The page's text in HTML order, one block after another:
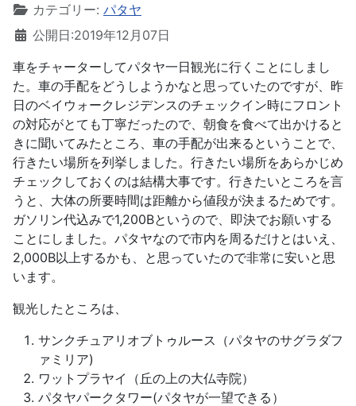
カテゴリー: パタヤ
公開日:2019年12月07日
車をチャーターしてパタヤ一日観光に行くことにしまし
た。車の手配をどうしようかなと思っていたのですが、昨
日のベイウォークレジデンスのチェックイン時にフロント
の対応がとても丁寧だったので、朝食を食べて出かけると
きに聞いてみたところ、車の手配が出来るということで、
行きたい場所を列挙しました。行きたい場所をあらかじめ
チェックしておくのは結構大事です。行きたいところを言
うと、大体の所要時間は距離から値段が決まるためです。
ガソリン代込みで1,200Bというので、即決でお願いする
ことにしました。パタヤなので市内を周るだけとはいえ、
2,000B以上するかも、と思っていたので非常に安いと思
います。
観光したところは、
サンクチュアリオブトゥルース（パタヤのサグラダフ
ァミリア)
ワットプラヤイ（丘の上の大仏寺院）
パタヤパークタワー(パタヤが一望できる）